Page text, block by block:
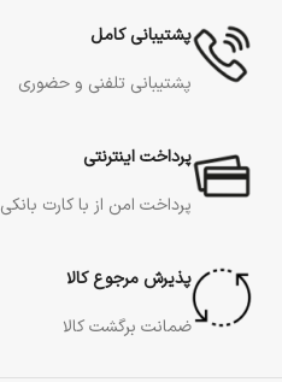
پشتیبانی کامل
پشتیبانی تلفنی و حضوری
پرداخت اینترنتی
پرداخت امن از با کارت بانکی
پذیرش مرجوع کالا
ضمانت برگشت کالا